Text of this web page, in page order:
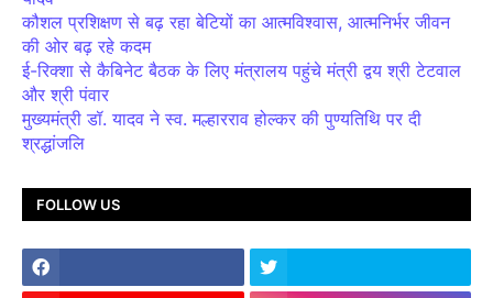
कौशल प्रशिक्षण से बढ़ रहा बेटियों का आत्मविश्वास, आत्मनिर्भर जीवन
की ओर बढ़ रहे कदम
ई-रिक्शा से कैबिनेट बैठक के लिए मंत्रालय पहुंचे मंत्री द्वय श्री टेटवाल
और श्री पंवार
मुख्यमंत्री डॉ. यादव ने स्व. मल्हारराव होल्कर की पुण्यतिथि पर दी
श्रद्धांजलि
FOLLOW US